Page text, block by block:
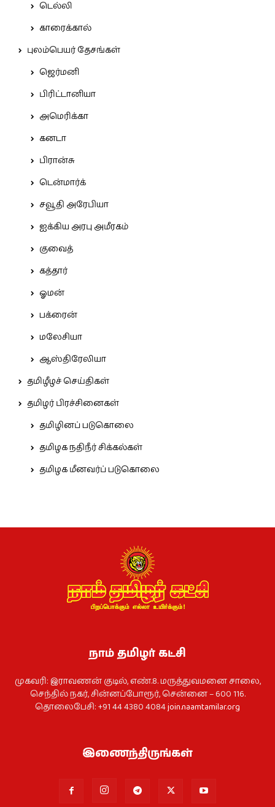
டெல்லி
காரைக்கால்
புலம்பெயர் தேசங்கள்
ஜெர்மனி
பிரிட்டானியா
அமெரிக்கா
கனடா
பிரான்சு
டென்மார்க்
சவூதி அரேபியா
ஐக்கிய அரபு அமீரகம்
குவைத்
கத்தார்
ஓமன்
பக்ரைன்
மலேசியா
ஆஸ்திரேலியா
தமிழீழச் செய்திகள்
தமிழர் பிரச்சினைகள்
தமிழினப் படுகொலை
தமிழக நதிநீர் சிக்கல்கள்
தமிழக மீனவர்ப் படுகொலை
நாம் தமிழர் கட்சி
முகவரி: இராவணன் குடில், எண்.8. மருத்துவமனை சாலை,
செந்தில் நகர், சின்னப்போரூர், சென்னை – 600 116.
தொலைபேசி: +91 44 4380 4084join.naamtamilar.org
இணைந்திருங்கள்